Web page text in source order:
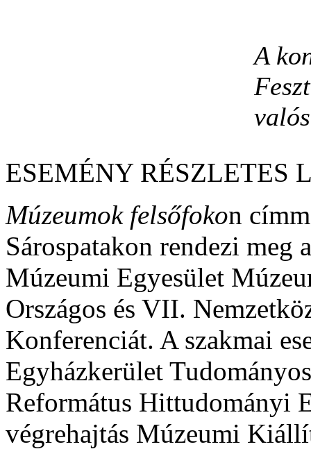
A
ESEMÉNY RÉSZLETES
Múzeumok felsőfokon
Sárospatakon rendezi meg
Múzeumi Egyesület
Országos és VII.
Konferenciát. A szakmai
Egyházkerület
Református Hittudományi
végrehajtás Múzeumi